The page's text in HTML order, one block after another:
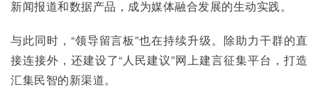
新闻报道和数据产品，成为媒体融合发展的生动实践。
与此同时，“领导留言板”也在持续升级。除助力干群的直
接连接外，还建设了“人民建议”网上建言征集平台，打造
汇集民智的新渠道。